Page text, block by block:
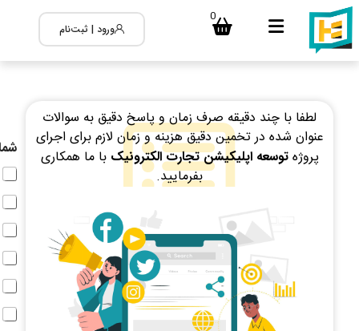
0
ورود | ثبت‌نام
لطفا با چند دقیقه صرف زمان و پاسخ دقیق به سوالات
عنوان شده در تخمین دقیق هزینه و زمان لازم برای اجرای
پروژهتوسعه اپلیکیشن تجارت الکترونیک با ما همکاری
بفرمایید.